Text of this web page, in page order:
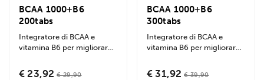
BCAA 1000+B6
200tabs
Integratore di BCAA e
vitamina B6 per migliorare
recupero...
€ 23,92 € 29,90
BCAA 1000+B6
300tabs
Integratore di BCAA e
vitamina B6 per migliorare
recupero...
€ 31,92 € 39,90